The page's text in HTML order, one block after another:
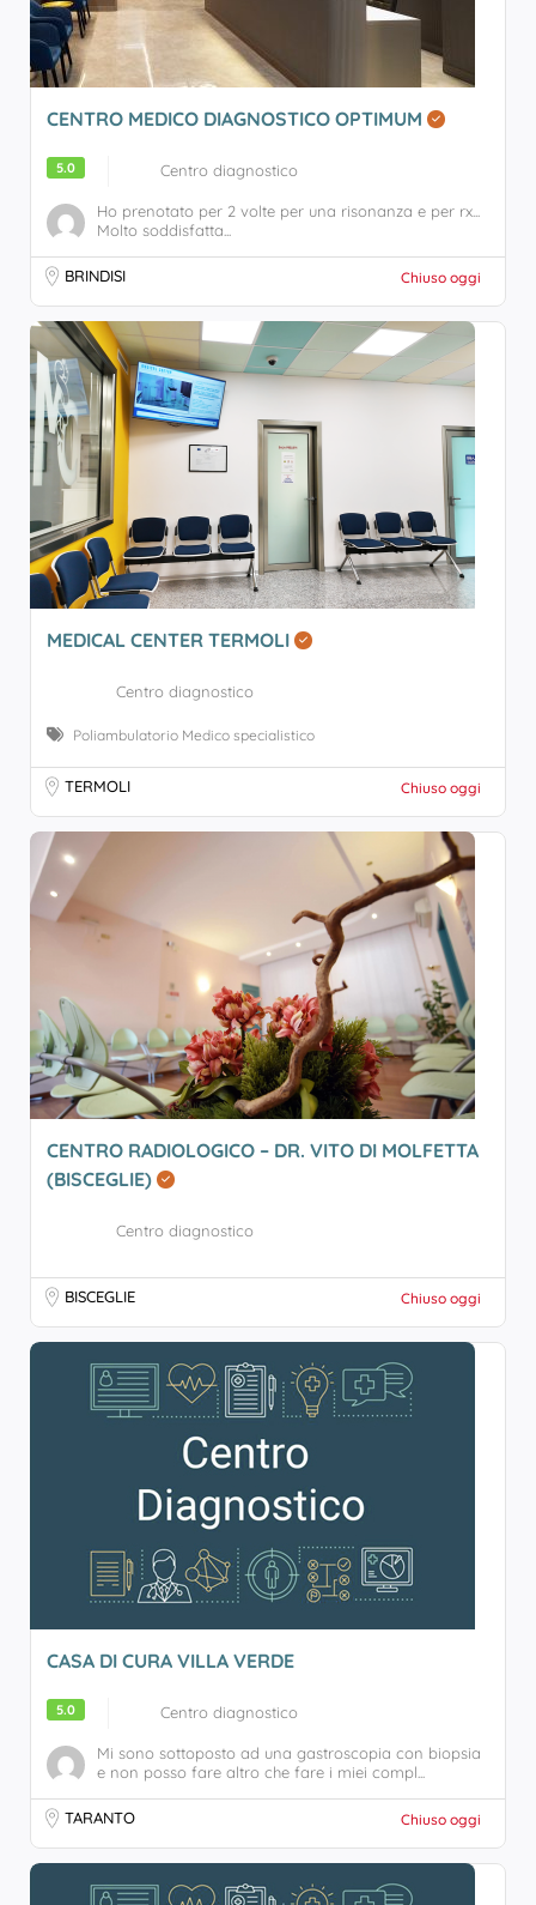
CENTRO MEDICO DIAGNOSTICO OPTIMUM
5.0 Centro diagnostico
Ho prenotato per 2 volte per una risonanza e per rx...
Molto soddisfatta...
BRINDISI Chiuso oggi
MEDICAL CENTER TERMOLI
Centro diagnostico
Poliambulatorio Medico specialistico
TERMOLI Chiuso oggi
CENTRO RADIOLOGICO – DR. VITO DI MOLFETTA
(BISCEGLIE)
Centro diagnostico
BISCEGLIE Chiuso oggi
CASA DI CURA VILLA VERDE
5.0 Centro diagnostico
Mi sono sottoposto ad una gastroscopia con biopsia
e non posso fare altro che fare i miei compl...
TARANTO Chiuso oggi